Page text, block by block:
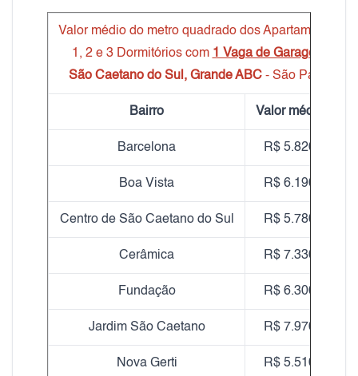
Valor médio do metro quadrado dos Apartamentos
1, 2 e 3 Dormitórios com 1 Vaga de Garagem
São Caetano do Sul, Grande ABC- São Paulo
Bairro Valor médio m²
Barcelona R$ 5.820,00
Boa Vista R$ 6.190,00
Centro de São Caetano do Sul R$ 5.780,00
Cerâmica R$ 7.330,00
Fundação R$ 6.300,00
Jardim São Caetano R$ 7.970,00
Nova Gerti R$ 5.510,00